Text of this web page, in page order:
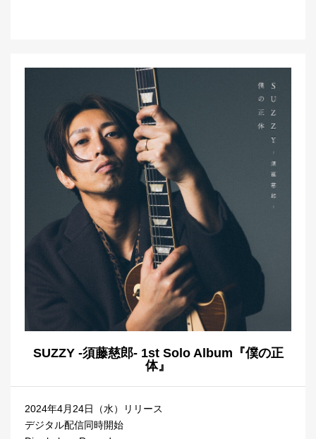
SUZZY -須藤慈郎- 1st Solo Album『僕の正
体』
2024年4月24日（水）リリース
デジタル配信同時開始